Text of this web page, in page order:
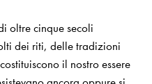
oltre cinque secoli
dei riti, delle tradizioni
il nostro essere